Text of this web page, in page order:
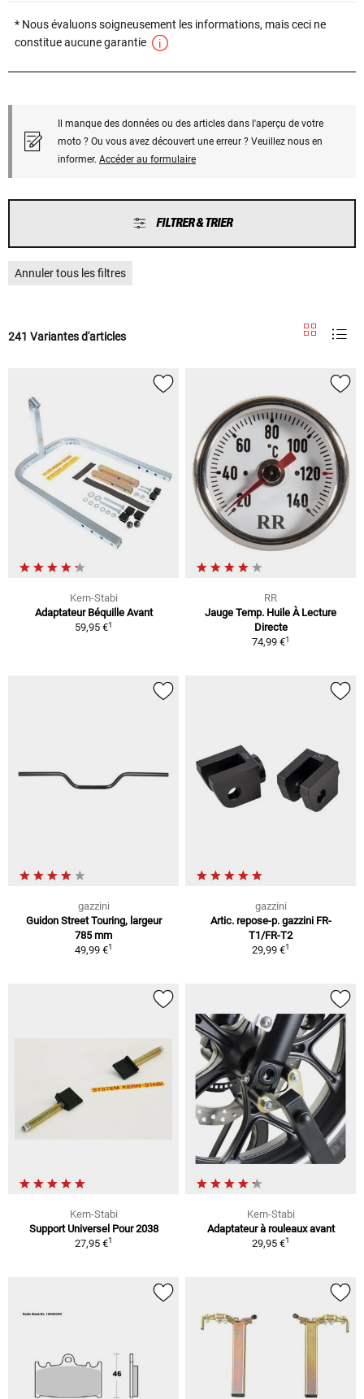
* Nous évaluons soigneusement les informations, mais ceci ne
constitue aucune garantie
Il manque des données ou des articles dans l'aperçu de votre
moto ? Ou vous avez découvert une erreur ? Veuillez nous en
informer. Accéder au formulaire
FILTRER & TRIER
Annuler tous les filtres
241 Variantes d'articles
Kern-Stabi
Adaptateur Béquille Avant
59,95 €1
RR
Jauge Temp. Huile À Lecture
Directe
74,99 €1
gazzini
Guidon Street Touring, largeur
785 mm
49,99 €1
gazzini
Artic. repose-p. gazzini FR-
T1/FR-T2
29,99 €1
Kern-Stabi
Support Universel Pour 2038
27,95 €1
Kern-Stabi
Adaptateur à rouleaux avant
29,95 €1